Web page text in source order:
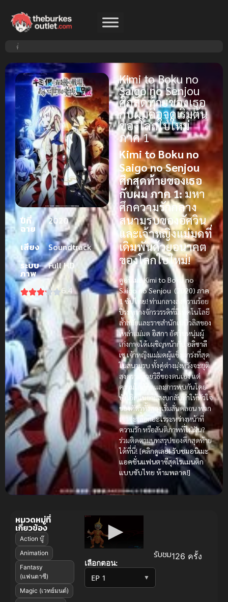
ปีที่
ฉาย
2020
เสียง
Soundtrack
ระบบ
ภาพ
Full HD
6.4
Kimi to Boku no
Saigo no Senjou
ศึกสุดท้ายของเธอ
กับผมคือจุดเริ่มต้น
ของโลกใบใหม่
ภาค 1
Kimi to Boku no
Saigo no Senjou
ศึกสุดท้ายของเธอ
กับผม ภาค 1:มหา
ศึกความรักกลาง
สนามรบของอัศวิน
และเจ้าหญิงแม่มดที่
เดิมพันด้วยอนาคต
ของโลกใบใหม่!
ดูอนิเมะ Kimi to Boku no
Saigo no Senjou (2020) ภาค
1 ซับไทย! ท่ามกลางสงครามร้อย
ปีระหว่างจักรวรรดิที่มีเทคโนโลยี
ล้ำสมัยและราชสำนักเนบิวลิสของ
เหล่าแม่มด อิสกา อัศวินหนุ่มผู้
เก่งกาจได้เผชิญหน้ากับ อลิซาลี
เซเจ้าหญิงแม่มดผู้แข็งแกร่งที่สุด
ในสนามรบ ทั้งคู่ต่างมุ่งหวังจะยุติ
สงครามด้วยวิธีของตนเอง แต่
ความใกล้ชิดและการพบกันโดย
บังเอิญในยามสงบกลับทำให้หัวใจ
ของศัตรูทั้งสองเริ่มสั่นคลอน พวก
เขาจะเลือกอะไรระหว่างหน้าที่
ความรัก หรือสันติภาพที่ใฝ่ฝัน?
ร่วมติดตามบทสรุปของศึกสุดท้าย
ได้ที่นี่! [คลิกดูเลย! รับชมอนิเมะ
แอคชั่นแฟนตาซีสุดโรแมนติก
แบบซับไทย ห้ามพลาด!]
เลือกตอน:
▼
รับชม126 ครั้ง
หมวดหมู่ที่
เกี่ยวข้อง
Action บู๊
Animation
Fantasy
(แฟนตาซี)
Magic (เวทย์มนต์)